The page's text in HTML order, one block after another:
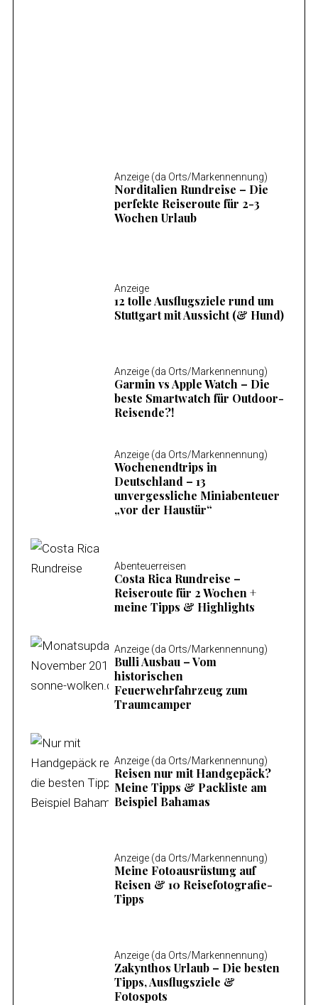
Anzeige (da Orts/Markennennung)
Norditalien Rundreise – Die
perfekte Reiseroute für 2-3
Wochen Urlaub
Anzeige
12 tolle Ausflugsziele rund um
Stuttgart mit Aussicht (& Hund)
Anzeige (da Orts/Markennennung)
Garmin vs Apple Watch – Die
beste Smartwatch für Outdoor-
Reisende?!
Anzeige (da Orts/Markennennung)
Wochenendtrips in
Deutschland – 13
unvergessliche Miniabenteuer
„vor der Haustür“
Abenteuerreisen
Costa Rica Rundreise –
Reiseroute für 2 Wochen +
meine Tipps & Highlights
Anzeige (da Orts/Markennennung)
Bulli Ausbau – Vom
historischen
Feuerwehrfahrzeug zum
Traumcamper
Anzeige (da Orts/Markennennung)
Reisen nur mit Handgepäck?
Meine Tipps & Packliste am
Beispiel Bahamas
Anzeige (da Orts/Markennennung)
Meine Fotoausrüstung auf
Reisen & 10 Reisefotografie-
Tipps
Anzeige (da Orts/Markennennung)
Zakynthos Urlaub – Die besten
Tipps, Ausflugsziele &
Fotospots